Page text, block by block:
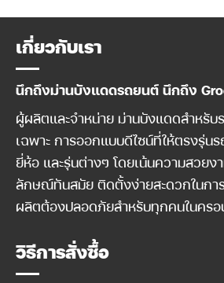
เกี่ยวกับเรา
นึกถึงม่านบังแดดรถยนต์ นึกถึง
ผู้ผลิตและจำหน่าย ม่านบังแดดสำหรับ
เฉพาะ การออกแบบดีไซน์ที่ให้ตรงรุ่น
ยี่ห้อ และรุ่นต่างๆ โดยเน้นความสวย
ลักษณ์ทันสมัย ติดตั้งง่ายสะดวกในกา
ผลิตต้องปลอดภัยสำหรับทุกคนในครอ
วิธีการสั่งซื้อ